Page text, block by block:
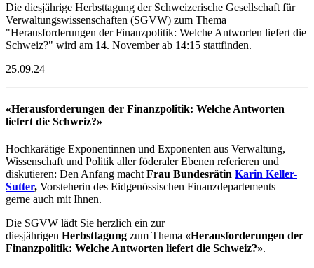
Die diesjährige Herbsttagung der Schweizerische Gesellschaft für
Verwaltungswissenschaften (SGVW) zum Thema
"Herausforderungen der Finanzpolitik: Welche Antworten liefert die
Schweiz?" wird am 14. November ab 14:15 stattfinden.
25.09.24
«Herausforderungen der Finanzpolitik: Welche Antworten
liefert die Schweiz?»
Hochkarätige Exponentinnen und Exponenten aus Verwaltung,
Wissenschaft und Politik aller föderaler Ebenen referieren und
diskutieren: Den Anfang macht Frau Bundesrätin Karin Keller-
Sutter, Vorsteherin des Eidgenössischen Finanzdepartements –
gerne auch mit Ihnen.
Die SGVW lädt Sie herzlich ein zur
diesjährigen Herbsttagung zum Thema «Herausforderungen der
Finanzpolitik: Welche Antworten liefert die Schweiz?».